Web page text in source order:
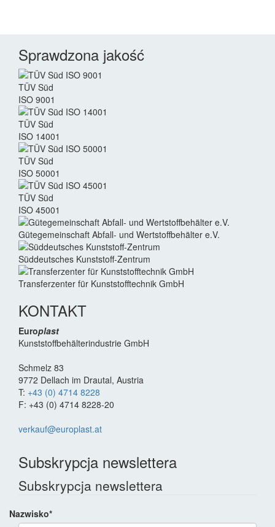
Sprawdzona jakość
TÜV Süd
ISO 9001
TÜV Süd
ISO 14001
TÜV Süd
ISO 50001
TÜV Süd
ISO 45001
Güte­gemein­schaft Abfall- und Wert­stoff­behälter e.V.
Süddeutsches Kunststoff-Zentrum
Transferzenter für Kunststoff­technik GmbH
KONTAKT
Europlast
Kunststoffbehälterindustrie GmbH
Schmelz 83
9772 Dellach im Drautal, Austria
T: +43 (0) 4714 8228
F: +43 (0) 4714 8228-20
verkauf@europlast.at
Subskrypcja newslettera
Subskrypcja newslettera
Nazwisko*